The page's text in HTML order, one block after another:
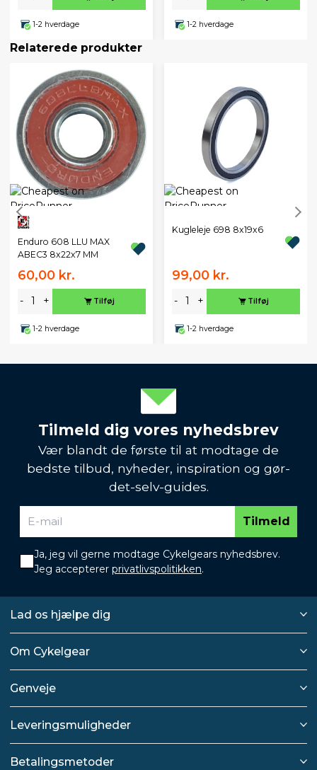
1-2 hverdage 1-2 hverdage
Relaterede produkter
Enduro 608 LLU MAX
ABEC3 8x22x7 MM
60,00 kr.
- + Tilføj
1-2 hverdage
Kugleleje 698 8x19x6
99,00 kr.
- + Tilføj
1-2 hverdage
Tilmeld dig vores nyhedsbrev
Vær blandt de første til at modtage de
bedste tilbud, nyheder, inspiration og gør-
det-selv-guides.
Tilmeld
Ja, jeg vil gerne modtage Cykelgears nyhedsbrev.
Jeg accepterer privatlivspolitikken.
Lad os hjælpe dig
Om Cykelgear
Genveje
Leveringsmuligheder
Betalingsmetoder